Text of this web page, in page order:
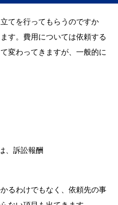
てを行ってもらうのですか
す。費用については依頼する
変わってきますが、一般的に
、訴訟報酬
るわけでもなく、依頼先の事